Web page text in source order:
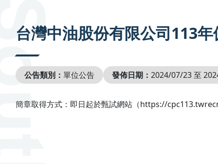
台灣中油股份有限公司113
公告類別： 單位公告 發佈日期： 2024/07/23 至
簡章取得方式：即日起於甄試網站（https://